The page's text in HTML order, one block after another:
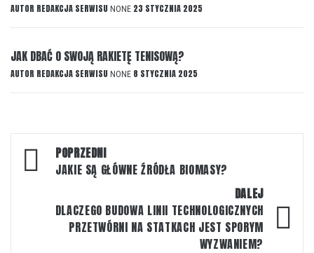
AUTOR REDAKCJA SERWISU NONE 23 STYCZNIA 2025
JAK DBAĆ O SWOJĄ RAKIETĘ TENISOWĄ?
AUTOR REDAKCJA SERWISU NONE 8 STYCZNIA 2025
Nawigacja
wpisu
POPRZEDNI
JAKIE SĄ GŁÓWNE ŹRÓDŁA BIOMASY?
DALEJ
DLACZEGO BUDOWA LINII TECHNOLOGICZNYCH
PRZETWÓRNI NA STATKACH JEST SPORYM
WYZWANIEM?